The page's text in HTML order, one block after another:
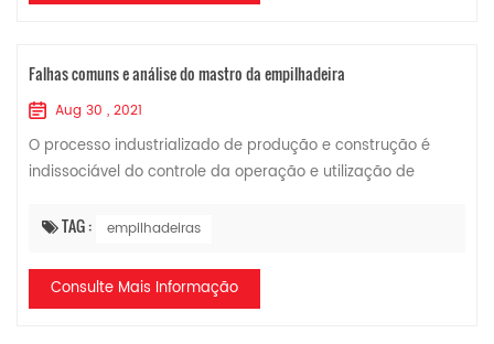
Falhas comuns e análise do mastro da empilhadeira
Aug 30 , 2021
O processo industrializado de produção e construção é
indissociável do controle da operação e utilização de
diretamente o custo, a segurança e a confia...
TAG : empilhadeiras
Consulte Mais Informação